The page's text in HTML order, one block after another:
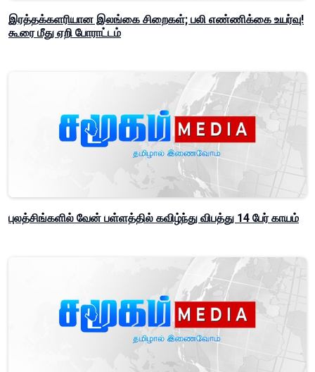
இரத்தக்களரியான இலங்கை சிறைகள்; பலி எண்ணிக்கை உயர்வு!
கூரை மீது ஏறி போராட்டம்
புலத்சிங்களில் வேன் பள்ளத்தில் கவிழ்ந்து விபத்து 14 பேர் காயம்